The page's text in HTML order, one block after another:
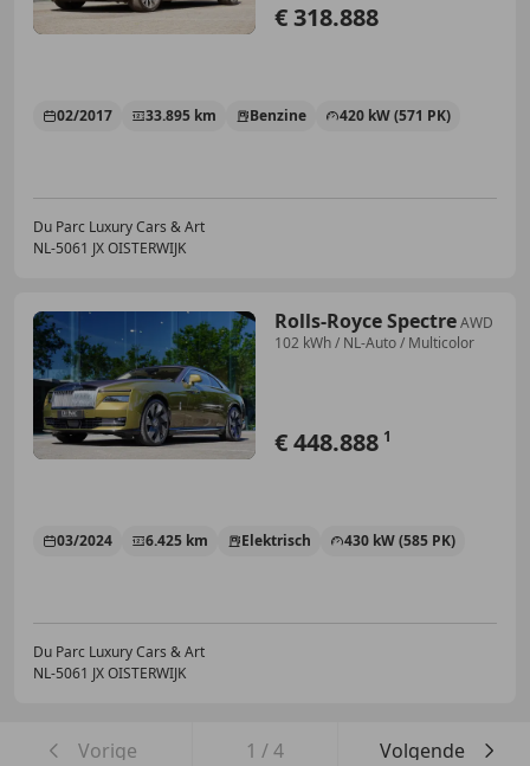
€ 318.888
02/2017 33.895 km Benzine 420 kW (571 PK)
Du Parc Luxury Cars & Art
NL-5061 JX OISTERWIJK
Rolls-Royce SpectreAWD
102 kWh / NL-Auto / Multicolor
€ 448.888 1
03/2024 6.425 km Elektrisch 430 kW (585 PK)
Du Parc Luxury Cars & Art
NL-5061 JX OISTERWIJK
Vorige 1 /4 Volgende